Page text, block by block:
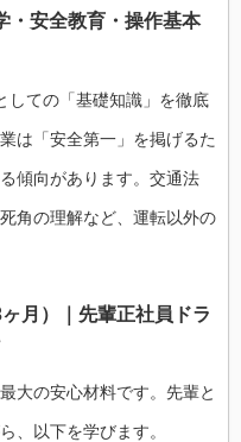
・安全教育・操作基本
しての「基礎知識」を徹底
は「安全第一」を掲げるた
傾向があります。交通法
角の理解など、運転以外の
月）｜先輩正社員ドラ
大の安心材料です。先輩と
、以下を学びます。